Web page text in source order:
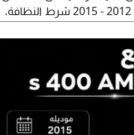
وسعر متوسط. ممكن موديلات قديمة 2012 - 2015 شرط النظافة.